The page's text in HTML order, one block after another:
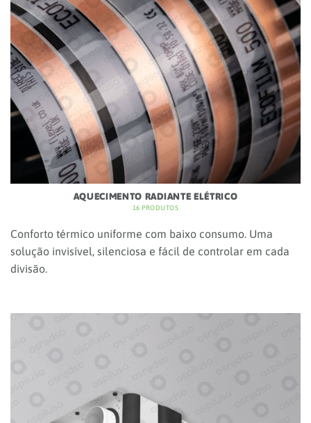
ar 24/7, reduza humidade e previna bolores e
condensações.